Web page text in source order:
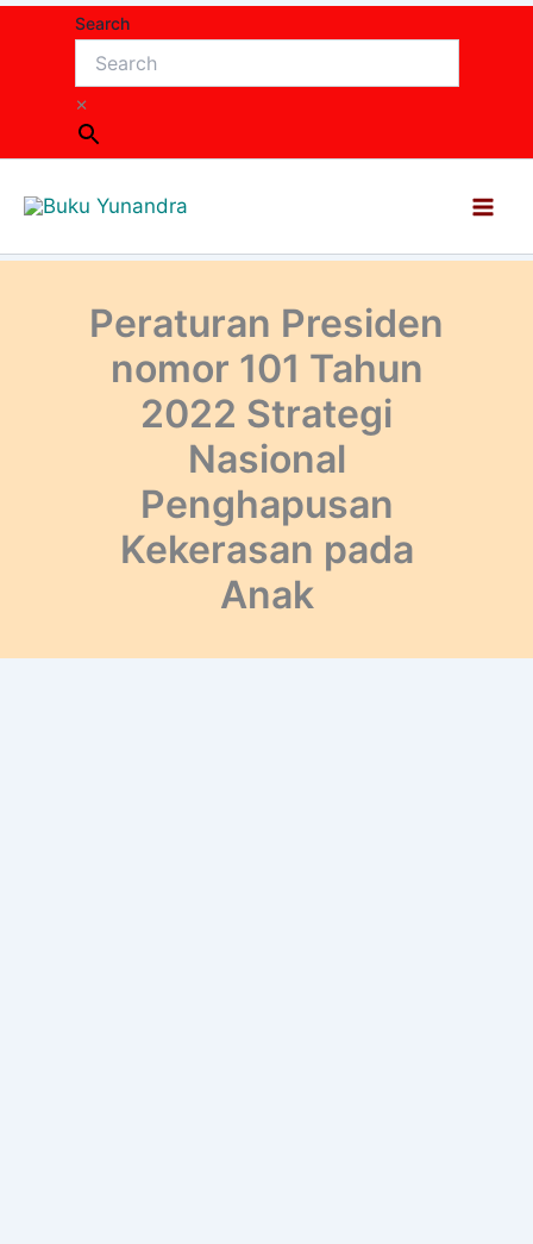
Search
×
Peraturan Presiden
nomor 101 Tahun
2022 Strategi
Nasional
Penghapusan
Kekerasan pada
Anak